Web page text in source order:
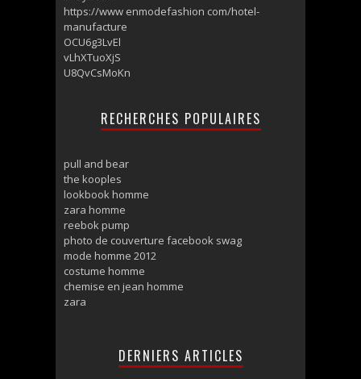
https://www enmodefashion com/hotel-
manufacture
OCU6g3LvEl
vLhXTuoXjS
U8QvCsMoKn
RECHERCHES POPULAIRES
pull and bear
the kooples
lookbook homme
zara homme
reebok pump
photo de couverture facebook swag
mode homme 2012
costume homme
chemise en jean homme
zara
DERNIERS ARTICLES